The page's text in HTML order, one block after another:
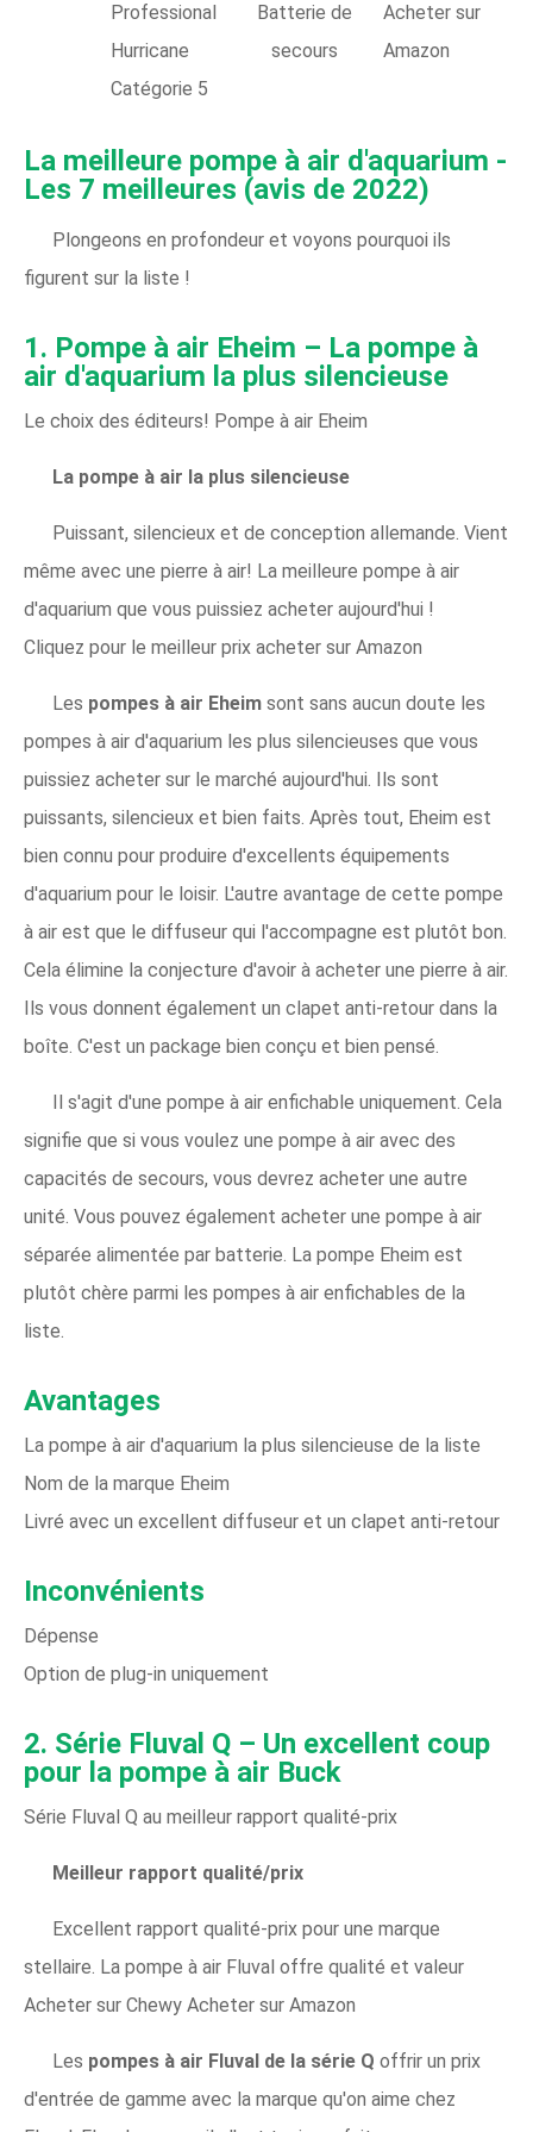
Professional
Hurricane
Catégorie 5
Batterie de
secours
Acheter sur
Amazon
La meilleure pompe à air d'aquarium -
Les 7 meilleures (avis de 2022)
Plongeons en profondeur et voyons pourquoi ils
figurent sur la liste !
1. Pompe à air Eheim – La pompe à
air d'aquarium la plus silencieuse
Le choix des éditeurs! Pompe à air Eheim
La pompe à air la plus silencieuse
Puissant, silencieux et de conception allemande. Vient
même avec une pierre à air! La meilleure pompe à air
d'aquarium que vous puissiez acheter aujourd'hui !
Cliquez pour le meilleur prix acheter sur Amazon
Les pompes à air Eheim sont sans aucun doute les
pompes à air d'aquarium les plus silencieuses que vous
puissiez acheter sur le marché aujourd'hui. Ils sont
puissants, silencieux et bien faits. Après tout, Eheim est
bien connu pour produire d'excellents équipements
d'aquarium pour le loisir. L'autre avantage de cette pompe
à air est que le diffuseur qui l'accompagne est plutôt bon.
Cela élimine la conjecture d'avoir à acheter une pierre à air.
Ils vous donnent également un clapet anti-retour dans la
boîte. C'est un package bien conçu et bien pensé.
Il s'agit d'une pompe à air enfichable uniquement. Cela
signifie que si vous voulez une pompe à air avec des
capacités de secours, vous devrez acheter une autre
unité. Vous pouvez également acheter une pompe à air
séparée alimentée par batterie. La pompe Eheim est
plutôt chère parmi les pompes à air enfichables de la
liste.
Avantages
La pompe à air d'aquarium la plus silencieuse de la liste
Nom de la marque Eheim
Livré avec un excellent diffuseur et un clapet anti-retour
Inconvénients
Dépense
Option de plug-in uniquement
2. Série Fluval Q – Un excellent coup
pour la pompe à air Buck
Série Fluval Q au meilleur rapport qualité-prix
Meilleur rapport qualité/prix
Excellent rapport qualité-prix pour une marque
stellaire. La pompe à air Fluval offre qualité et valeur
Acheter sur Chewy Acheter sur Amazon
Les pompes à air Fluval de la série Q offrir un prix
d'entrée de gamme avec la marque qu'on aime chez